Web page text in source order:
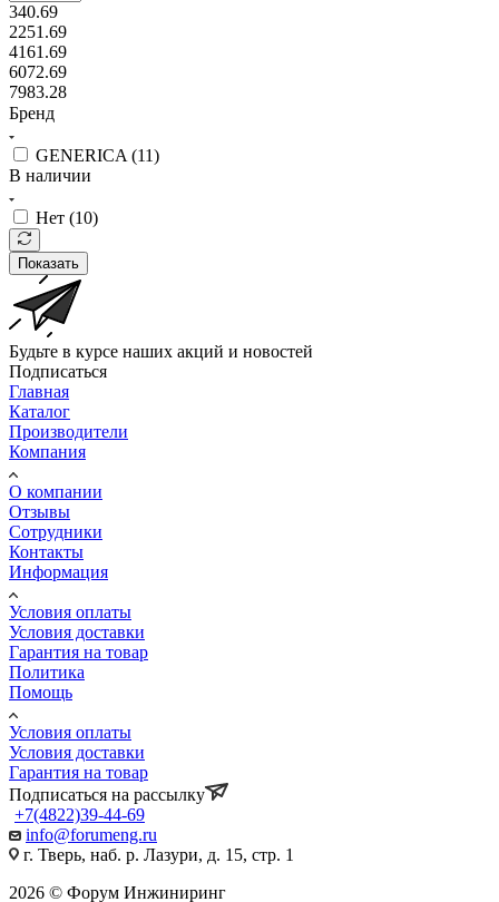
340.69
2251.69
4161.69
6072.69
7983.28
Бренд
GENERICA (11)
В наличии
Нет (10)
Показать
Будьте в курсе наших акций и новостей
Подписаться
Главная
Каталог
Производители
Компания
О компании
Отзывы
Сотрудники
Контакты
Информация
Условия оплаты
Условия доставки
Гарантия на товар
Политика
Помощь
Условия оплаты
Условия доставки
Гарантия на товар
Подписаться на рассылку
+7(4822)39-44-69
info@forumeng.ru
г. Тверь, наб. р. Лазури, д. 15, стр. 1
2026 © Форум Инжиниринг